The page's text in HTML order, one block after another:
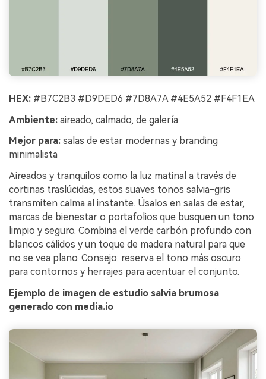
HEX: #B7C2B3 #D9DED6 #7D8A7A #4E5A52 #F4F1EA
Ambiente: aireado, calmado, de galería
Mejor para: salas de estar modernas y branding
minimalista
Aireados y tranquilos como la luz matinal a través de
cortinas traslúcidas, estos suaves tonos salvia-gris
transmiten calma al instante. Úsalos en salas de estar,
marcas de bienestar o portafolios que busquen un tono
limpio y seguro. Combina el verde carbón profundo con
blancos cálidos y un toque de madera natural para que
no se vea plano. Consejo: reserva el tono más oscuro
para contornos y herrajes para acentuar el conjunto.
Ejemplo de imagen de estudio salvia brumosa
generado con media.io